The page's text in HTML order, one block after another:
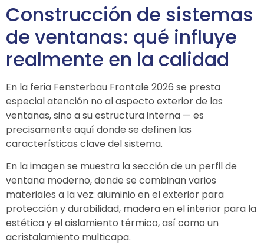
Construcción de sistemas
de ventanas: qué influye
realmente en la calidad
En la feria Fensterbau Frontale 2026 se presta
especial atención no al aspecto exterior de las
ventanas, sino a su estructura interna — es
precisamente aquí donde se definen las
características clave del sistema.
En la imagen se muestra la sección de un perfil de
ventana moderno, donde se combinan varios
materiales a la vez: aluminio en el exterior para
protección y durabilidad, madera en el interior para la
estética y el aislamiento térmico, así como un
acristalamiento multicapa.